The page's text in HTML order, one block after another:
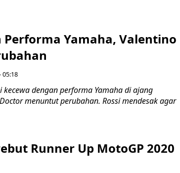
Performa Yamaha, Valentino
05:18
kecewa dengan performa Yamaha di ajang
menuntut perubahan. Rossi mendesak agar
Runner Up MotoGP 2020